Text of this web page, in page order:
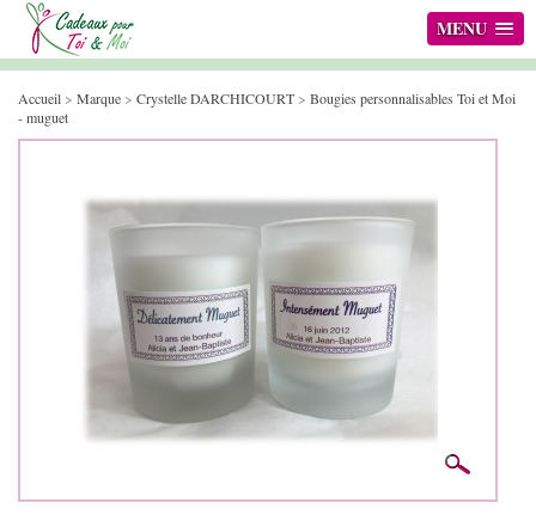
MENU
Accueil> Marque> Crystelle DARCHICOURT> Bougies personnalisables Toi et Moi
- muguet